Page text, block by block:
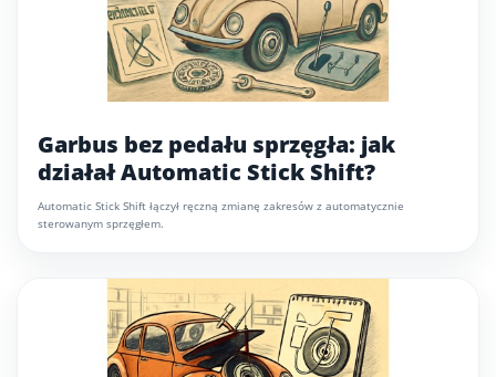
Garbus bez pedału sprzęgła: jak
działał Automatic Stick Shift?
Automatic Stick Shift łączył ręczną zmianę zakresów z automatycznie
sterowanym sprzęgłem.